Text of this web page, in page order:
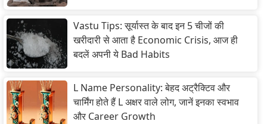
Vastu Tips: सूर्यास्त के बाद इन 5 चीजों की
खरीदारी से आता है Economic Crisis, आज ही
बदलें अपनी ये Bad Habits
L Name Personality: बेहद अट्रैक्टिव और
चार्मिंग होते हैं L अक्षर वाले लोग, जानें इनका स्वभाव
और Career Growth